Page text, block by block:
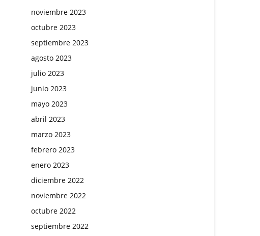
noviembre 2023
octubre 2023
septiembre 2023
agosto 2023
julio 2023
junio 2023
mayo 2023
abril 2023
marzo 2023
febrero 2023
enero 2023
diciembre 2022
noviembre 2022
octubre 2022
septiembre 2022